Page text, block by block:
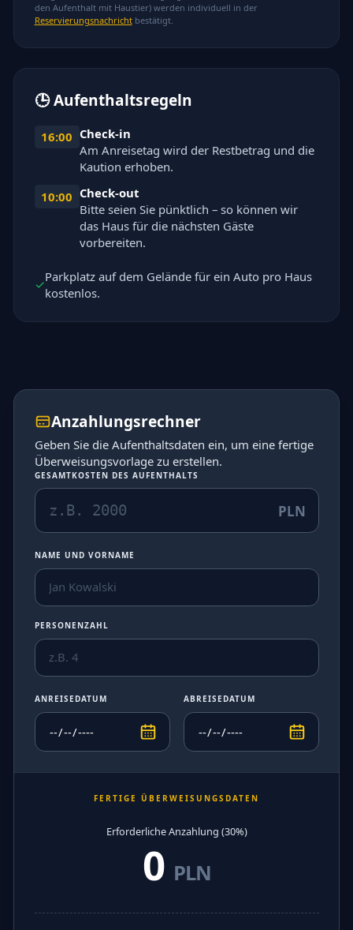
den Aufenthalt mit Haustier) werden individuell in der
Reservierungsnachrichtbestätigt.
🕒Aufenthaltsregeln
16:00 Check-in
Am Anreisetag wird der Restbetrag und die
Kaution erhoben.
10:00 Check-out
Bitte seien Sie pünktlich – so können wir
das Haus für die nächsten Gäste
vorbereiten.
✓
Parkplatz auf dem Gelände für ein Auto pro Haus
kostenlos.
Anzahlungsrechner
Geben Sie die Aufenthaltsdaten ein, um eine fertige
Überweisungsvorlage zu erstellen.
GESAMTKOSTEN DES AUFENTHALTS
PLN
NAME UND VORNAME
PERSONENZAHL
ANREISEDATUM ABREISEDATUM
FERTIGE ÜBERWEISUNGSDATEN
Erforderliche Anzahlung (30%)
0 PLN